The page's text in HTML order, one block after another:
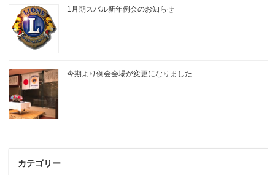
1月期スバル新年例会のお知らせ
今期より例会会場が変更になりました
カテゴリー